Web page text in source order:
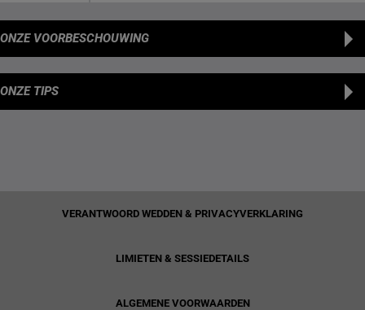
ONZE VOORBESCHOUWING
ONZE TIPS
VERANTWOORD WEDDEN & PRIVACYVERKLARING
LIMIETEN & SESSIEDETAILS
ALGEMENE VOORWAARDEN